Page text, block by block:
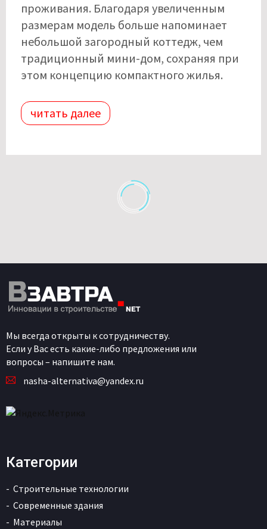
проживания. Благодаря увеличенным
размерам модель больше напоминает
небольшой загородный коттедж, чем
традиционный мини-дом, сохраняя при
этом концепцию компактного жилья.
читать далее
Мы всегда открыты к сотрудничеству.
Если у Вас есть какие-либо предложения или
вопросы – напишите нам.
nasha-alternativa@yandex.ru
Категории
Строительные технологии
Современные здания
Материалы